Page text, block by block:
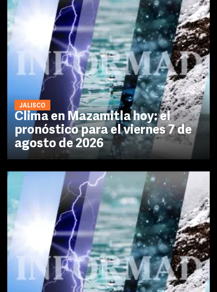
JALISCO
Clima en Mazamitla hoy: el
pronóstico para el viernes 7 de
agosto de 2026